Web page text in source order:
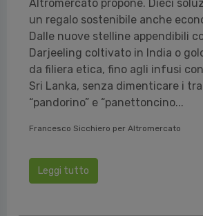
Altromercato propone. Dieci
un regalo sostenibile anche
Dalle nuove stelline appendibili
Darjeeling coltivato in India o
da filiera etica, fino agli infusi
Sri Lanka, senza dimenticare i
“pandorino” e “panettoncino...
Francesco Sicchiero per Altromercato
Leggi tutto